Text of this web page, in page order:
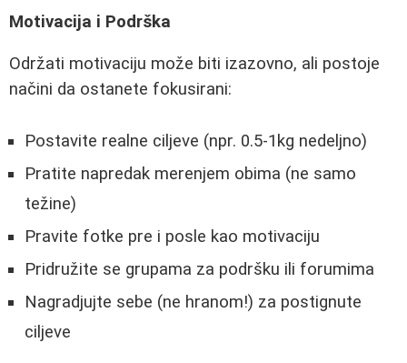
Motivacija i Podrška
Održati motivaciju može biti izazovno, ali postoje
načini da ostanete fokusirani:
Postavite realne ciljeve (npr. 0.5-1kg nedeljno)
Pratite napredak merenjem obima (ne samo
težine)
Pravite fotke pre i posle kao motivaciju
Pridružite se grupama za podršku ili forumima
Nagradjujte sebe (ne hranom!) za postignute
ciljeve